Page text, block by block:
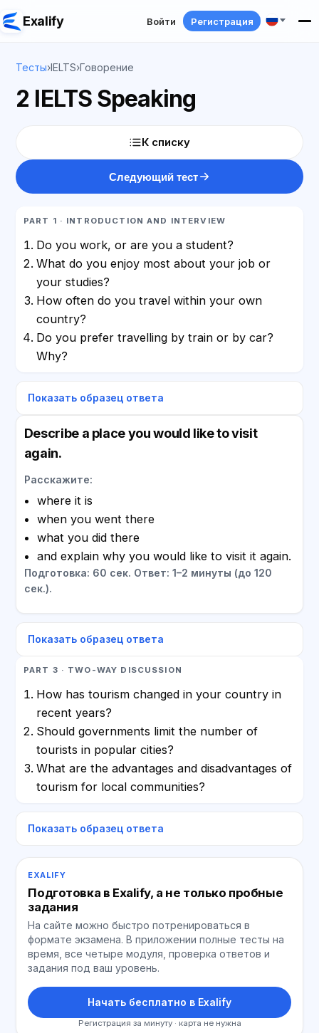
Exalify Войти Регистрация
Тесты›IELTS›Говорение
2 IELTS Speaking
К списку
Следующий тест
PART 1 · INTRODUCTION AND INTERVIEW
Do you work, or are you a student?
What do you enjoy most about your job or
your studies?
How often do you travel within your own
country?
Do you prefer travelling by train or by car?
Why?
Показать образец ответа
Describe a place you would like to visit
again.
Расскажите:
where it is
when you went there
what you did there
and explain why you would like to visit it again.
Подготовка: 60 сек. Ответ: 1–2 минуты (до 120
сек.).
Показать образец ответа
PART 3 · TWO-WAY DISCUSSION
How has tourism changed in your country in
recent years?
Should governments limit the number of
tourists in popular cities?
What are the advantages and disadvantages of
tourism for local communities?
Показать образец ответа
EXALIFY
Подготовка в Exalify, а не только пробные
задания
На сайте можно быстро потренироваться в
формате экзамена. В приложении полные тесты на
время, все четыре модуля, проверка ответов и
задания под ваш уровень.
Начать бесплатно в Exalify
Регистрация за минуту · карта не нужна